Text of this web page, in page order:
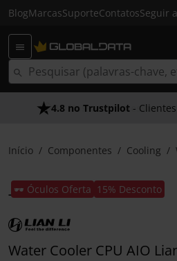
BlogMarcasSuporteContatosSeguir
4.8 no Trustpilot -
Início Componentes Cooling
🕶️ Óculos Oferta 15% Desconto
Water Cooler CPU AIO